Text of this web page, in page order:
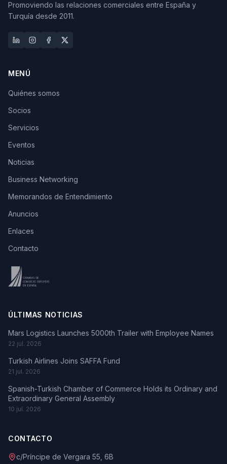
Promoviendo las relaciones comerciales entre España y
Turquía desde 2011.
MENÚ
Quiénes somos
Socios
Servicios
Eventos
Noticias
Business Networking
Memorandos de Entendimiento
Anuncios
Enlaces
Contacto
ÚLTIMAS NOTICIAS
Mars Logistics Launches 5000th Trailer with Employee Names
22 jul. 2026
Turkish Airlines Joins SAFFA Fund
21 jul. 2026
Spanish-Turkish Chamber of Commerce Holds its Ordinary and
Extraordinary General Assembly
10 jul. 2026
CONTACTO
c/Príncipe de Vergara 55, 6B